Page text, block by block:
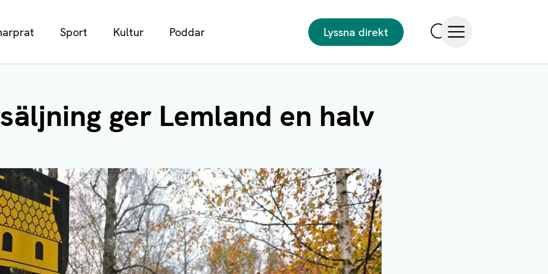
Sport Kultur Poddar
Lyssna direkt
ger Lemland en halv